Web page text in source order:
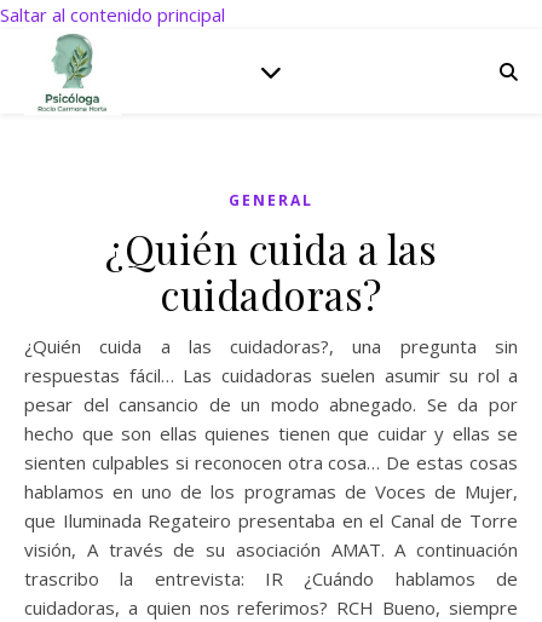
Saltar al contenido principal
GENERAL
¿Quién cuida a las
cuidadoras?
¿Quién cuida a las cuidadoras?, una pregunta sin
respuestas fácil… Las cuidadoras suelen asumir su rol a
pesar del cansancio de un modo abnegado. Se da por
hecho que son ellas quienes tienen que cuidar y ellas se
sienten culpables si reconocen otra cosa… De estas cosas
hablamos en uno de los programas de Voces de Mujer,
que Iluminada Regateiro presentaba en el Canal de Torre
visión, A través de su asociación AMAT. A continuación
trascribo la entrevista: IR ¿Cuándo hablamos de
cuidadoras, a quien nos referimos? RCH Bueno, siempre